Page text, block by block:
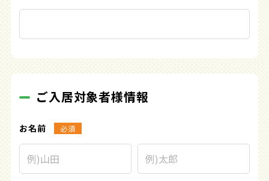
ご入居対象者様情報
お名前 必須